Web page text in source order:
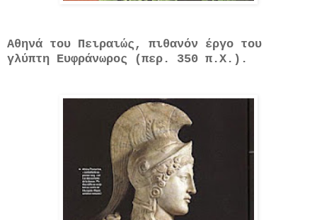
Αθηνά του Πειραιώς, πιθανόν έργο του
γλύπτη Ευφράνωρος (περ. 350 π.Χ.).